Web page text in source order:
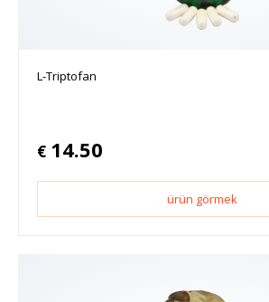
L-Triptofan
€ 14.50
ürün görmek